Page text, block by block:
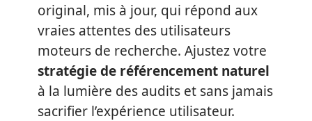
original, mis à jour, qui répond aux
vraies attentes des utilisateurs
moteurs de recherche. Ajustez votre
stratégie de référencement naturel
à la lumière des audits et sans jamais
sacrifier l’expérience utilisateur.